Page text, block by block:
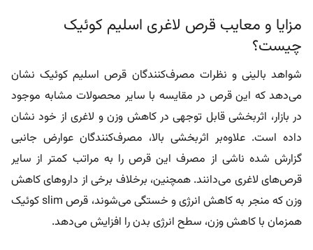
مزایا و معایب قرص لاغری اسلیم کوئیک
چیست؟
شواهد بالینی و نظرات مصرف‌کنندگان قرص اسلیم کوئیک نشان
می‌دهد که این قرص در مقایسه با سایر محصولات مشابه موجود
در بازار، اثربخشی قابل توجهی در کاهش وزن و لاغری از خود نشان
داده است. علاوه‌بر اثربخشی بالا، مصرف‌کنندگان عوارض جانبی
گزارش شده ناشی از مصرف این قرص را به مراتب کمتر از سایر
قرص‌های لاغری می‌دانند. همچنین، برخلاف برخی از داروهای کاهش
وزن که منجر به کاهش انرژی و خستگی می‌شوند، قرص slim کوئیک
همزمان با کاهش وزن، سطح انرژی بدن را افزایش می‌دهد.